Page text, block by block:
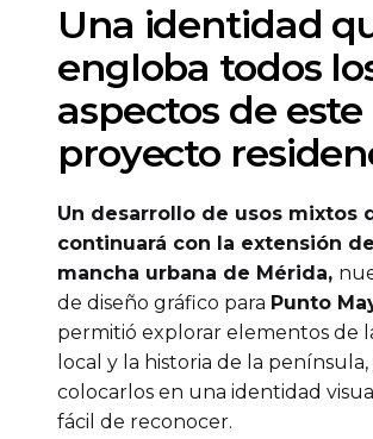
Una identidad
engloba todos
aspectos de este
proyecto
Un desarrollo de usos mixtos
continuará con la extensión
mancha urbana de Mérida,
de diseño gráfico para Punto
permitió explorar elementos de
local y la historia de la península,
colocarlos en una identidad
fácil de reconocer.